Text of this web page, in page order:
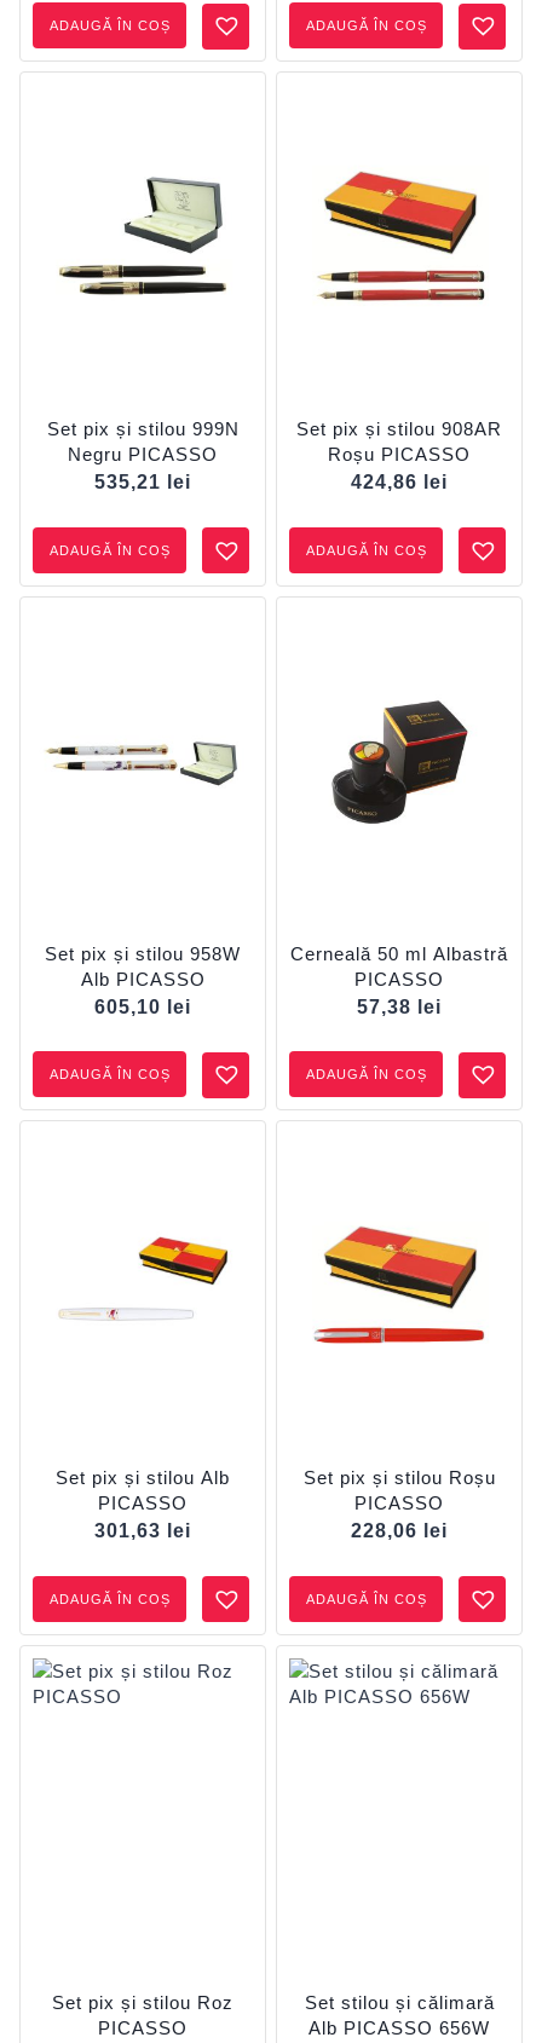
ADAUGĂ ÎN COȘ ADAUGĂ ÎN COȘ
Set pix și stilou 999N
Negru PICASSO
535,21
lei
ADAUGĂ ÎN COȘ
Set pix și stilou 908AR
Roșu PICASSO
424,86
lei
ADAUGĂ ÎN COȘ
Set pix și stilou 958W
Alb PICASSO
605,10
lei
ADAUGĂ ÎN COȘ
Cerneală 50 ml Albastră
PICASSO
57,38
lei
ADAUGĂ ÎN COȘ
Set pix și stilou Alb
PICASSO
301,63
lei
ADAUGĂ ÎN COȘ
Set pix și stilou Roșu
PICASSO
228,06
lei
ADAUGĂ ÎN COȘ
Set pix și stilou Roz
PICASSO
Set stilou și călimară
Alb PICASSO 656W